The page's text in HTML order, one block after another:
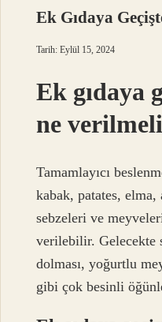
Ek Gıdaya
Tarih: Eylül 15, 2024
Ek gıdaya
ne
Tamamlayıcı
kabak, patates,
sebzeleri ve
verilebilir. Gelecekte
dolması, yoğurtlu
gibi çok besinli